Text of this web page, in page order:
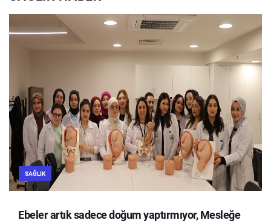
SAĞLIK
Ebeler artık sadece doğum yaptırmıyor, Mesleğe